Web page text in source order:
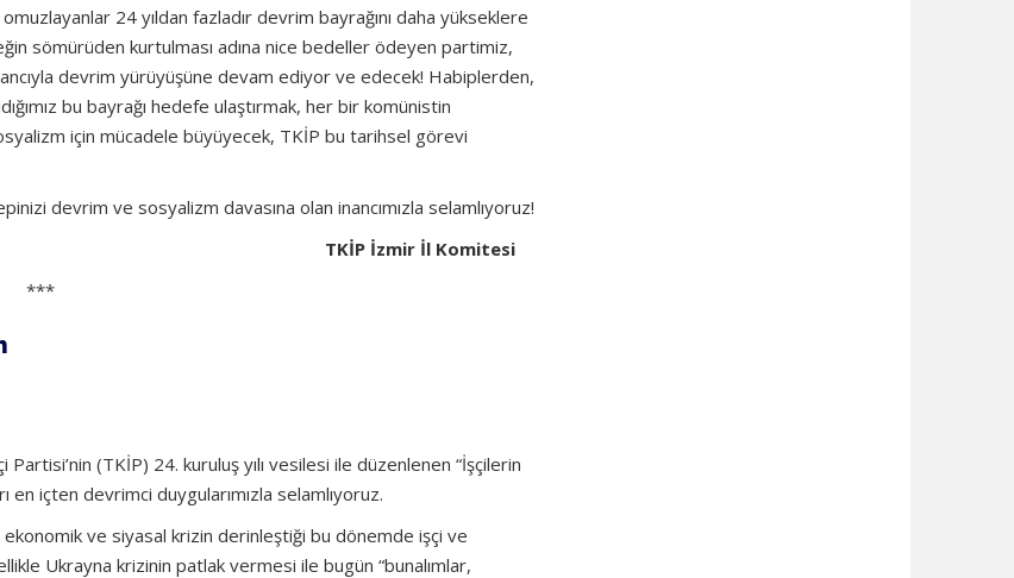
24 yıldan fazladır devrim bayrağını daha yükseklere
sömürüden kurtulması adına nice bedeller ödeyen partimiz,
devrim yürüyüşüne devam ediyor ve edecek! Habiplerden,
bu bayrağı hedefe ulaştırmak, her bir komünistin
için mücadele büyüyecek, TKİP bu tarihsel görevi
devrim ve sosyalizm davasına olan inancımızla selamlıyoruz!
TKİP İzmir İl Komitesi
***
(TKİP) 24. kuruluş yılı vesilesi ile düzenlenen “İşçilerin
en içten devrimci duygularımızla selamlıyoruz.
ve siyasal krizin derinleştiği bu dönemde işçi ve
Ukrayna krizinin patlak vermesi ile bugün “bunalımlar,